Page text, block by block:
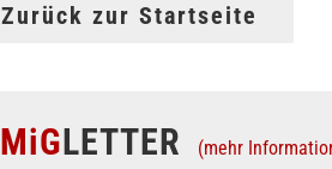
Zurück zur Startseite
MiGLETTER (mehr